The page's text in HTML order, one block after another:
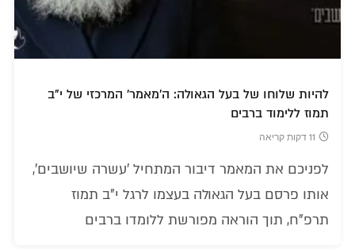
להיות שלוחו של בעל הגאולה: ה'מאמר' המרכזי של י"ב
תמוז ללימוד ברבים
11 דקות קריאה
לפניכם את המאמר דיבור המתחיל 'עשרה שיושבים',
אותו פרסם בעל הגאולה בעצמו לרגל י"ב תמוז
תרפ"ח, תוך הוראה מפורשת ללומדו ברבים